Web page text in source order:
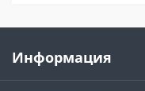
Информация